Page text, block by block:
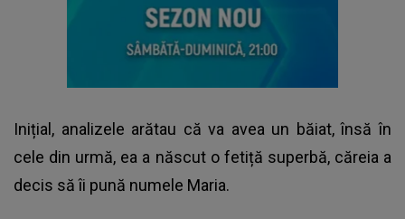
Inițial, analizele arătau că va avea un băiat, însă în
cele din urmă, ea a născut o fetiță superbă, căreia a
decis să îi pună numele Maria.